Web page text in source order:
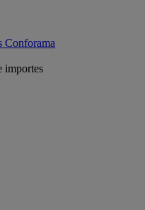
Conforama
importes